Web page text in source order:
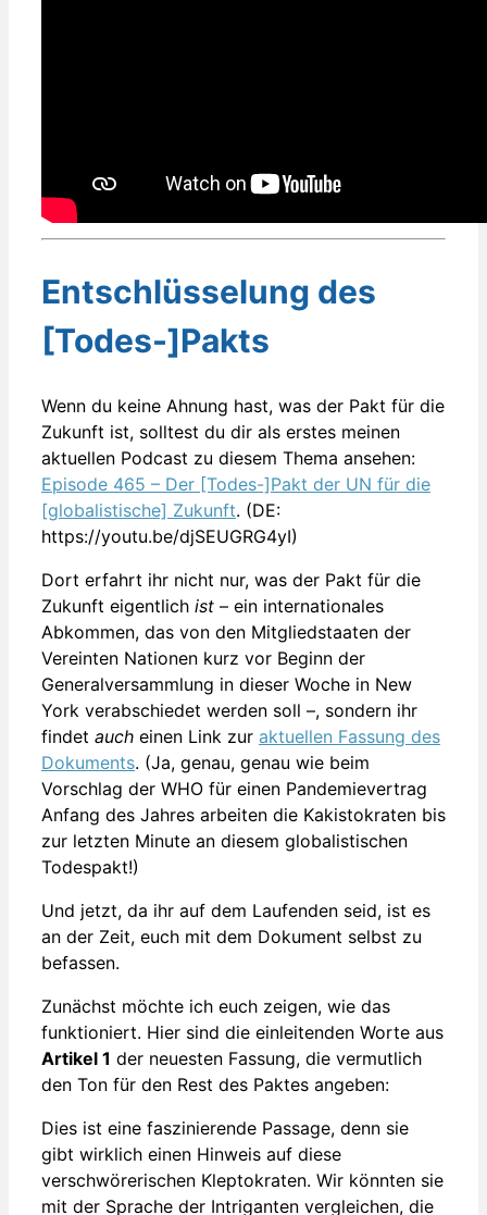
Entschlüsselung des
[Todes-]Pakts
Wenn du keine Ahnung hast, was der Pakt für die
Zukunft ist, solltest du dir als erstes meinen
aktuellen Podcast zu diesem Thema ansehen:
Episode 465 – Der [Todes-]Pakt der UN für die
[globalistische] Zukunft. (DE:
https://youtu.be/djSEUGRG4yI)
Dort erfahrt ihr nicht nur, was der Pakt für die
Zukunft eigentlich ist – ein internationales
Abkommen, das von den Mitgliedstaaten der
Vereinten Nationen kurz vor Beginn der
Generalversammlung in dieser Woche in New
York verabschiedet werden soll –, sondern ihr
findet auch einen Link zur aktuellen Fassung des
Dokuments. (Ja, genau, genau wie beim
Vorschlag der WHO für einen Pandemievertrag
Anfang des Jahres arbeiten die Kakistokraten bis
zur letzten Minute an diesem globalistischen
Todespakt!)
Und jetzt, da ihr auf dem Laufenden seid, ist es
an der Zeit, euch mit dem Dokument selbst zu
befassen.
Zunächst möchte ich euch zeigen, wie das
funktioniert. Hier sind die einleitenden Worte aus
Artikel 1 der neuesten Fassung, die vermutlich
den Ton für den Rest des Paktes angeben:
Dies ist eine faszinierende Passage, denn sie
gibt wirklich einen Hinweis auf diese
verschwörerischen Kleptokraten. Wir könnten sie
mit der Sprache der Intriganten vergleichen, die